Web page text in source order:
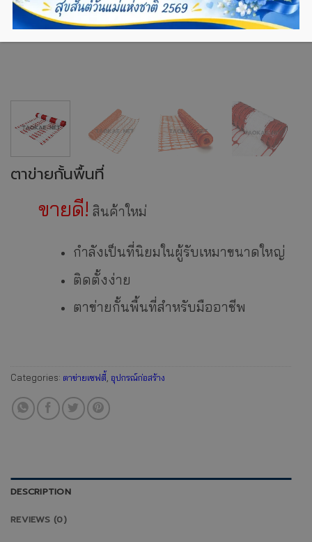
ตาข่ายกั้นพื้นที่
ขายดี! สินค้าใหม่
กำลังเป็นที่นิยมในผู้รับเหมาขนาดใหญ่
ติดตั้งง่าย
ตาข่ายกั้นพื้นที่สำหรับมืออาชีพ
Categories: ตาข่ายเซฟตี้, อุปกรณ์ก่อสร้าง
DESCRIPTION
REVIEWS (0)